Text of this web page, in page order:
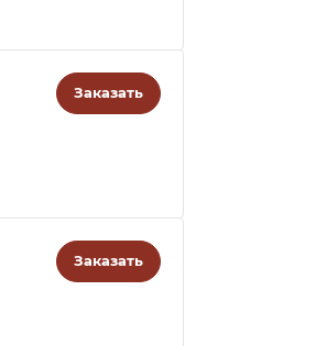
Заказать
Заказать